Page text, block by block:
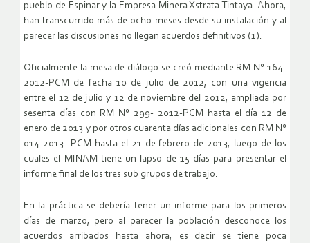
pueblo de Espinar y la Empresa Minera Xstrata Tintaya. Ahora,
han transcurrido más de ocho meses desde su instalación y al
parecer las discusiones no llegan acuerdos definitivos (1).
Oficialmente la mesa de diálogo se creó mediante RM N° 164-
2012-PCM de fecha 10 de julio de 2012, con una vigencia
entre el 12 de julio y 12 de noviembre del 2012, ampliada por
sesenta días con RM N° 299- 2012-PCM hasta el día 12 de
enero de 2013 y por otros cuarenta días adicionales con RM N°
014-2013- PCM hasta el 21 de febrero de 2013, luego de los
cuales el MINAM tiene un lapso de 15 días para presentar el
informe final de los tres sub grupos de trabajo.
En la práctica se debería tener un informe para los primeros
días de marzo, pero al parecer la población desconoce los
acuerdos arribados hasta ahora, es decir se tiene poca